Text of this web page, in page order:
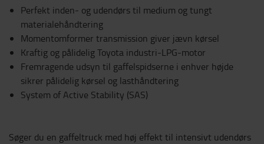
Perfekt inden- og udendørs til medium og tungt
materialehåndtering
Momentomformer transmission giver jævn kørsel
Kraftig og pålidelig Toyota industri-LPG-motor
Fremragende udsyn til gaffelspidserne i enhver højde
sikrer pålidelig kørsel og lasthåndtering
System of Active Stability (SAS)
Søger du en gaffeltruck med høj effekt til intensivt udendørs